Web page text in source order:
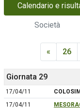
Calendario e
Società
« 26
Giornata 29
17/04/11 COLOSIMI
17/04/11